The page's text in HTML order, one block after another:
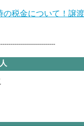
の税金について！譲